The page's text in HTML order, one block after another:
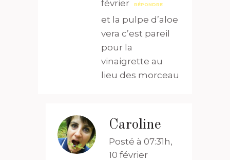
février
RÉPONDRE
et la pulpe d’aloe
vera c’est pareil
pour la
vinaigrette au
lieu des morceau
Caroline
Posté à 07:31h,
10 février